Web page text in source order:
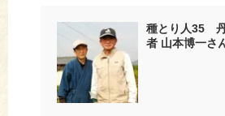
種とり人35
者 山本博一さ